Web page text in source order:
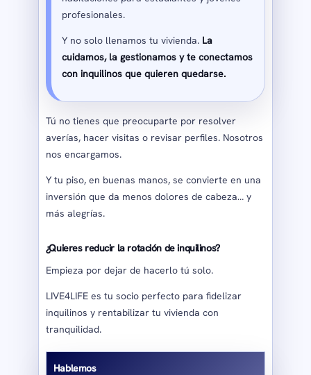
profesionales.
Y no solo llenamos tu vivienda. La
cuidamos, la gestionamos y te conectamos
con inquilinos que quieren quedarse.
Tú no tienes que preocuparte por resolver
averías, hacer visitas o revisar perfiles. Nosotros
nos encargamos.
Y tu piso, en buenas manos, se convierte en una
inversión que da menos dolores de cabeza… y
más alegrías.
¿Quieres reducir la rotación de inquilinos?
Empieza por dejar de hacerlo tú solo.
LIVE4LIFE es tu socio perfecto para fidelizar
inquilinos y rentabilizar tu vivienda con
tranquilidad.
Hablemos